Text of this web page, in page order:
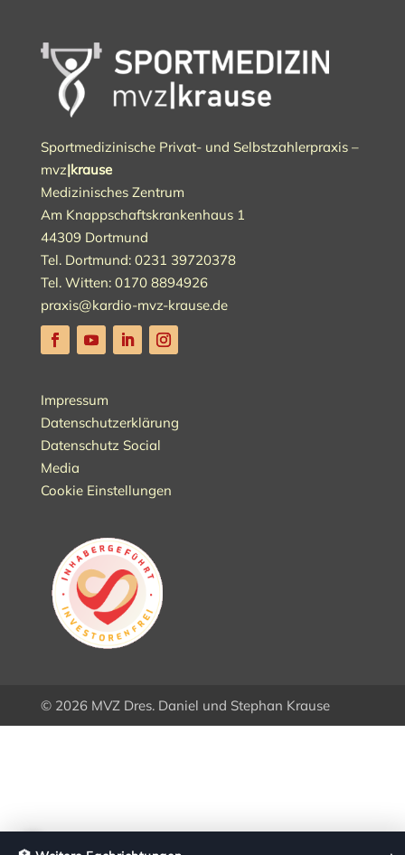
Sportmedizinische Privat- und Selbstzahlerpraxis –
mvz|krause
Medizinisches Zentrum
Am Knappschaftskrankenhaus 1
44309 Dortmund
Tel. Dortmund: 0231 39720378
Tel. Witten: 0170 8894926
praxis@kardio-mvz-krause.de
Impressum
Datenschutzerklärung
Datenschutz Social
Media
Cookie Einstellungen
© 2026 MVZ Dres. Daniel und Stephan Krause